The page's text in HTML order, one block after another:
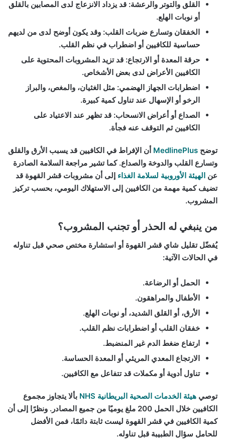
القلق والتوتر والرعشة: قد يزداد الانزعاج لدى المصابين بالقلق
أو نوبات الهلع.
الخفقان وتسارع ضربات القلب: وقد يكون أوضح لدى من لديهم
حساسية للكافيين أو اضطراب في نظم القلب.
حرقة المعدة أو الارتجاع: قد تزيد المشروبات المحتوية على
الكافيين الأعراض لدى بعض الأشخاص.
اضطرابات الجهاز الهضمي: مثل الغثيان، والمغص، والبراز
الرخو أو الإسهال عند تناول كمية كبيرة.
الصداع أو أعراض الانسحاب: قد تظهر عند الاعتياد على
الكافيين ثم التوقف عنه فجأة.
توضح MedlinePlus أن الإفراط في الكافيين قد يسبب الأرق والقلق
وتسارع القلب والدوخة والصداع. كما تشير مراجعة السلامة الصادرة
عن الهيئة الأوروبية لسلامة الغذاء إلى أن مشروبات قشر القهوة قد
تضيف كمية مهمة من الكافيين إلى الاستهلاك اليومي، بحسب تركيز
المشروب.
من ينبغي له الحذر أو تجنب المشروب؟
يُفضّل تقليل شاي قشر القهوة أو استشارة مختص صحي قبل تناوله
في الحالات الآتية:
الحمل أو الرضاعة.
الأطفال والمراهقون.
الأرق، أو القلق الشديد، أو نوبات الهلع.
خفقان القلب أو اضطرابات نظم القلب.
ارتفاع ضغط الدم غير المنضبط.
الارتجاع المعدي المريئي أو المعدة الحساسة.
تناول أدوية أو مكملات قد تتفاعل مع الكافيين.
توصي هيئة الخدمات الصحية البريطانية NHS
بألا يتجاوز مجموع
الكافيين خلال الحمل 200 ملغ يوميًا من جميع المصادر. ونظرًا إلى أن
كمية الكافيين في قشر القهوة ليست ثابتة دائمًا، فمن الأفضل
للحامل سؤال الطبيبة قبل تناوله.